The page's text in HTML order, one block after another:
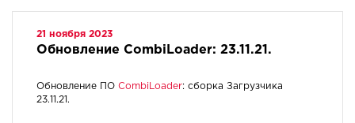
21 ноября 2023
Обновление CombiLoader: 23.11.21.
Обновление ПО CombiLoader: cборка Загрузчика
23.11.21.